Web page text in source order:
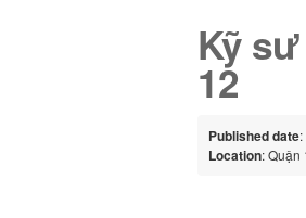
Kỹ
12
Published date
Location: Quận